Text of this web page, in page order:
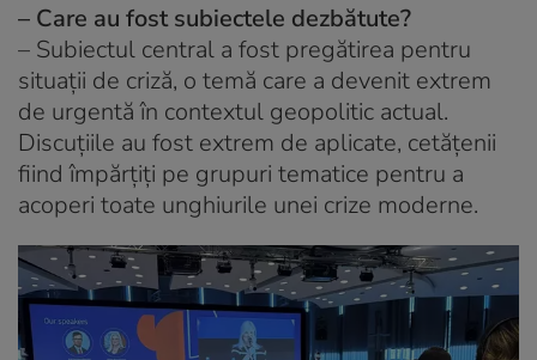
– Care au fost subiectele dezbătute?
– Subiectul central a fost pregătirea pentru
situații de criză, o temă care a devenit extrem
de urgentă în contextul geopolitic actual.
Discuțiile au fost extrem de aplicate, cetățenii
fiind împărțiți pe grupuri tematice pentru a
acoperi toate unghiurile unei crize moderne.